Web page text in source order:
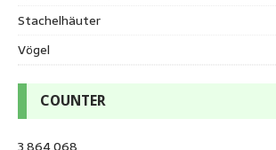
Stachelhäuter
Vögel
COUNTER